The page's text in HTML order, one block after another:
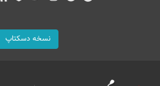
نسخه دسکتاپ